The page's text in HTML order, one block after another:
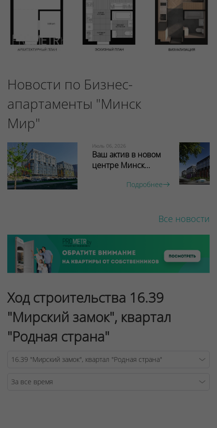
Новости по Бизнес-
апартаменты "Минск
Мир"
Июль 06, 2026
Ваш актив в новом
центре Минск...
Подробнее
Все новости
Ход строительства 16.39
"Мирский замок", квартал
"Родная страна"